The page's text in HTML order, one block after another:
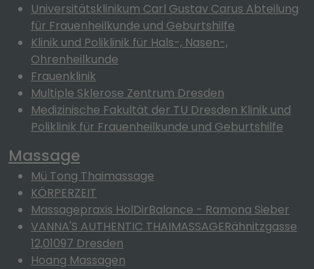
Universitätsklinikum Carl Gustav Carus Abteilung
für Frauenheilkunde und Geburtshilfe
Klinik und Poliklinik für Hals-, Nasen-,
Ohrenheilkunde
Frauenklinik
Multiple Sklerose Zentrum Dresden
Medizinische Fakultät der TU Dresden Klinik und
Poliklinik für Frauenheilkunde und Geburtshilfe
Massage
Mü Tong Thaimassage
KÖRPERZEIT
Massagepraxis HolDirBalance - Ramona Sieber
VANNA'S AUTHENTIC THAIMASSAGERähnitzgasse
12,01097 Dresden
Hoang Massagen